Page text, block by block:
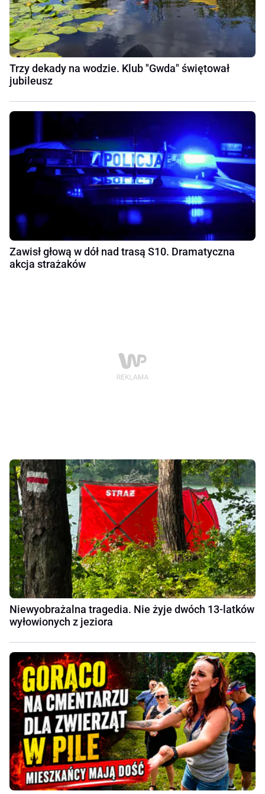
Trzy dekady na wodzie. Klub "Gwda" świętował
jubileusz
Zawisł głową w dół nad trasą S10. Dramatyczna
akcja strażaków
Niewyobrażalna tragedia. Nie żyje dwóch 13-latków
wyłowionych z jeziora